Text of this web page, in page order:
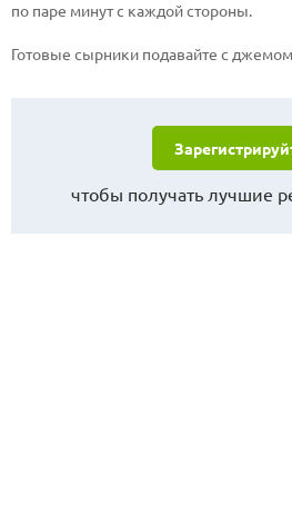
по паре минут с каждой стороны.
Готовые сырники подавайте с
чтобы получать лучшие